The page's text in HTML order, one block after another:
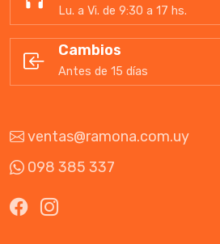
Lu. a Vi. de 9:30 a 17 hs.
Cambios
Antes de 15 días
ventas@ramona.com.uy
098 385 337